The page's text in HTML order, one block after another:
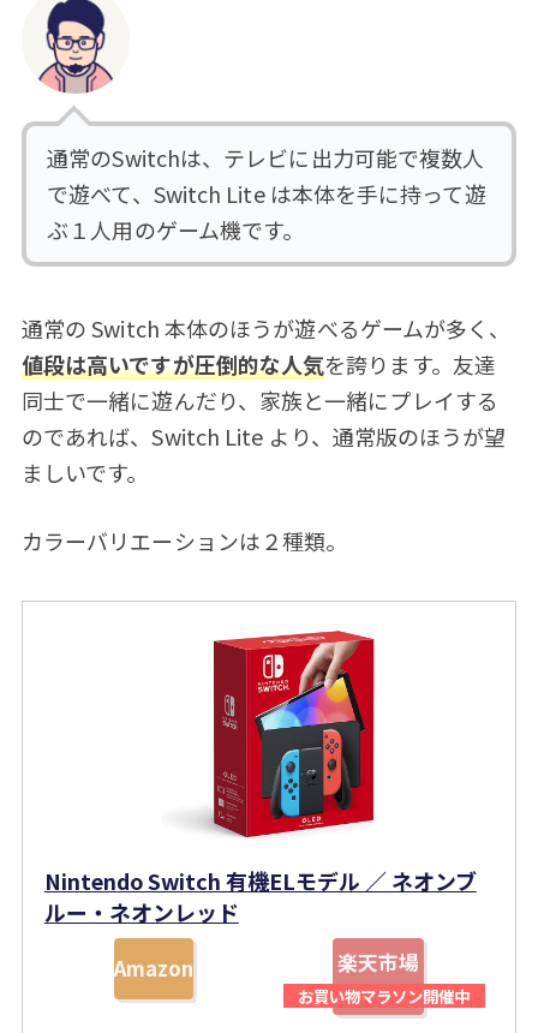
通常のSwitchは、テレビに出力可能で複数人
で遊べて、Switch Lite は本体を手に持って遊
ぶ１人用のゲーム機です。
通常の Switch 本体のほうが遊べるゲームが多く、
値段は高いですが圧倒的な人気を誇ります。友達
同士で一緒に遊んだり、家族と一緒にプレイする
のであれば、Switch Lite より、通常版のほうが望
ましいです。
カラーバリエーションは２種類。
Nintendo Switch 有機ELモデル ／ ネオンブ
ルー・ネオンレッド
Amazon 楽天市場